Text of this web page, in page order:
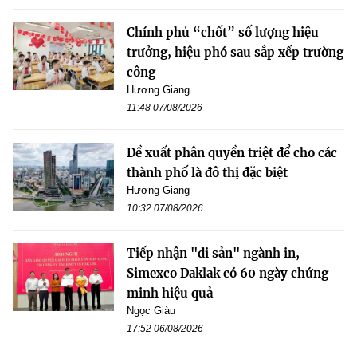
Chính phủ “chốt” số lượng hiệu
trưởng, hiệu phó sau sắp xếp trường
công
Hương Giang
11:48 07/08/2026
Đề xuất phân quyền triệt để cho các
thành phố là đô thị đặc biệt
Hương Giang
10:32 07/08/2026
Tiếp nhận "di sản" ngành in,
Simexco Daklak có 60 ngày chứng
minh hiệu quả
Ngọc Giàu
17:52 06/08/2026